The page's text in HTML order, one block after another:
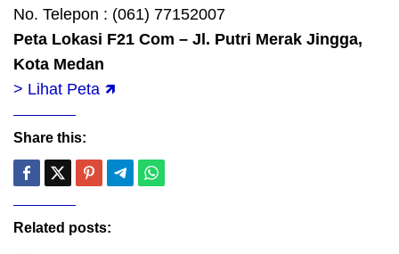
No. Telepon : (061) 77152007
Peta Lokasi F21 Com – Jl. Putri Merak Jingga,
Kota Medan
> Lihat Peta 🡽
Share this:
Related posts: